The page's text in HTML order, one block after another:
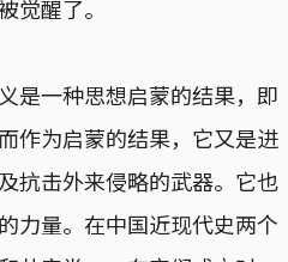
觉醒了。
是一种思想启蒙的结果，即
为启蒙的结果，它又是进
击外来侵略的武器。它也
力量。在中国近现代史两个